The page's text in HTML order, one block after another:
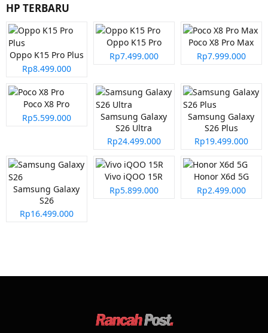
HP TERBARU
Oppo K15 Pro Plus
Rp8.499.000
Oppo K15 Pro
Rp7.499.000
Poco X8 Pro Max
Rp7.999.000
Poco X8 Pro
Rp5.599.000
Samsung Galaxy
S26 Ultra
Rp24.499.000
Samsung Galaxy
S26 Plus
Rp19.499.000
Samsung Galaxy
S26
Rp16.499.000
Vivo iQOO 15R
Rp5.899.000
Honor X6d 5G
Rp2.499.000